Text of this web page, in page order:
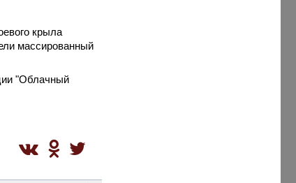
крыла
массированный
"Облачный